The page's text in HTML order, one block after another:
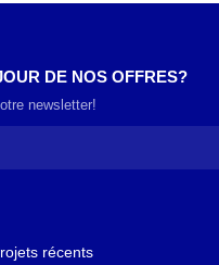
DE NOS OFFRES?
newsletter!
récents